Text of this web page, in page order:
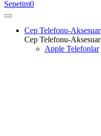
Sepetim0
Cep Telefonu-Aksesuar
Cep Telefonu-Aksesuar
Apple Telefonlar